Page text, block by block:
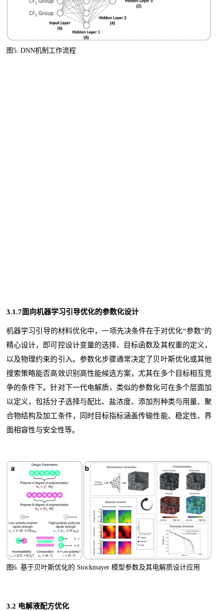
图5. DNN机制工作流程
3.1.7面向机器学习引导优化的参数化设计
机器学习引导的材料优化中，一项先决条件在于对优化“参数”的
精心设计，即可控设计变量的选择、目标函数及其权重的定义，
以及物理约束的引入。参数化步骤通常决定了贝叶斯优化或其他
搜索策略能否高效识别高性能候选方案，尤其在多个目标相互竞
争的条件下。针对下一代电解质，类似的参数化可在多个层面加
以定义，包括分子选择与配比、盐浓度、添加剂种类与用量、聚
合物结构及加工条件，同时目标指标涵盖传输性能、稳定性、界
面相容性与安全性等。
图6. 基于贝叶斯优化的 Stockmayer 模型参数及其电解质设计应用
3.2 电解液配方优化